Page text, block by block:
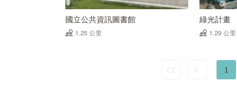
國立公共資訊圖書館
1.25 公里
綠光計畫
1.29 公里
1